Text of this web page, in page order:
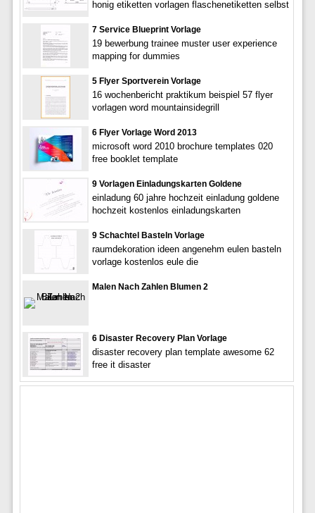
honig etiketten vorlagen flaschenetiketten selbst
7 Service Blueprint Vorlage
19 bewerbung trainee muster user experience
mapping for dummies
5 Flyer Sportverein Vorlage
16 wochenbericht praktikum beispiel 57 flyer
vorlagen word mountainsidegrill
6 Flyer Vorlage Word 2013
microsoft word 2010 brochure templates 020
free booklet template
9 Vorlagen Einladungskarten Goldene
einladung 60 jahre hochzeit einladung goldene
hochzeit kostenlos einladungskarten
9 Schachtel Basteln Vorlage
raumdekoration ideen angenehm eulen basteln
vorlage kostenlos eule die
Malen Nach Zahlen Blumen 2
6 Disaster Recovery Plan Vorlage
disaster recovery plan template awesome 62
free it disaster